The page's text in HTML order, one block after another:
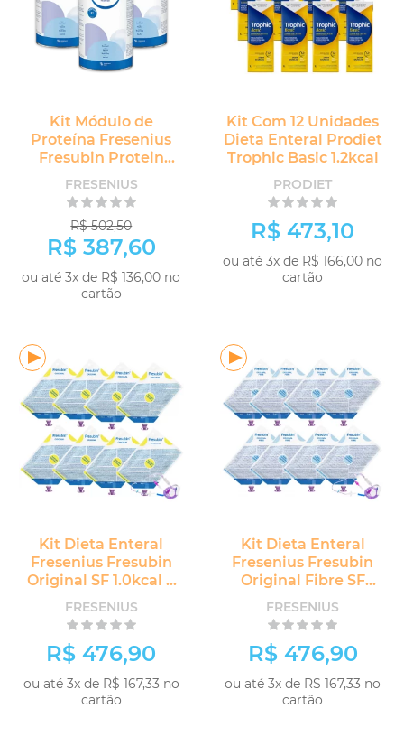
Kit Módulo de
Proteína Fresenius
Fresubin Protein
Powder 3 unidades
FRESENIUS
R$ 502,50
R$ 387,60
ou até 3x de R$ 136,00 no
cartão
Kit Com 12 Unidades
Dieta Enteral Prodiet
Trophic Basic 1.2kcal
PRODIET
R$ 473,10
ou até 3x de R$ 166,00 no
cartão
Kit Dieta Enteral
Fresenius Fresubin
Original SF 1.0kcal 8
unidades
FRESENIUS
R$ 476,90
ou até 3x de R$ 167,33 no
cartão
Kit Dieta Enteral
Fresenius Fresubin
Original Fibre SF
1.0kcal 8 unidades
FRESENIUS
R$ 476,90
ou até 3x de R$ 167,33 no
cartão